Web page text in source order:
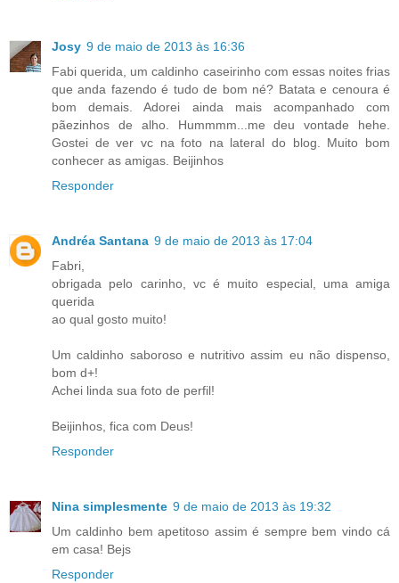
Josy 9 de maio de 2013 às 16:36
Fabi querida, um caldinho caseirinho com essas noites frias
que anda fazendo é tudo de bom né? Batata e cenoura é
bom demais. Adorei ainda mais acompanhado com
pãezinhos de alho. Hummmm...me deu vontade hehe.
Gostei de ver vc na foto na lateral do blog. Muito bom
conhecer as amigas. Beijinhos
Responder
Andréa Santana 9 de maio de 2013 às 17:04
Fabri,
obrigada pelo carinho, vc é muito especial, uma amiga
querida
ao qual gosto muito!
Um caldinho saboroso e nutritivo assim eu não dispenso,
bom d+!
Achei linda sua foto de perfil!
Beijinhos, fica com Deus!
Responder
Nina simplesmente 9 de maio de 2013 às 19:32
Um caldinho bem apetitoso assim é sempre bem vindo cá
em casa! Bejs
Responder